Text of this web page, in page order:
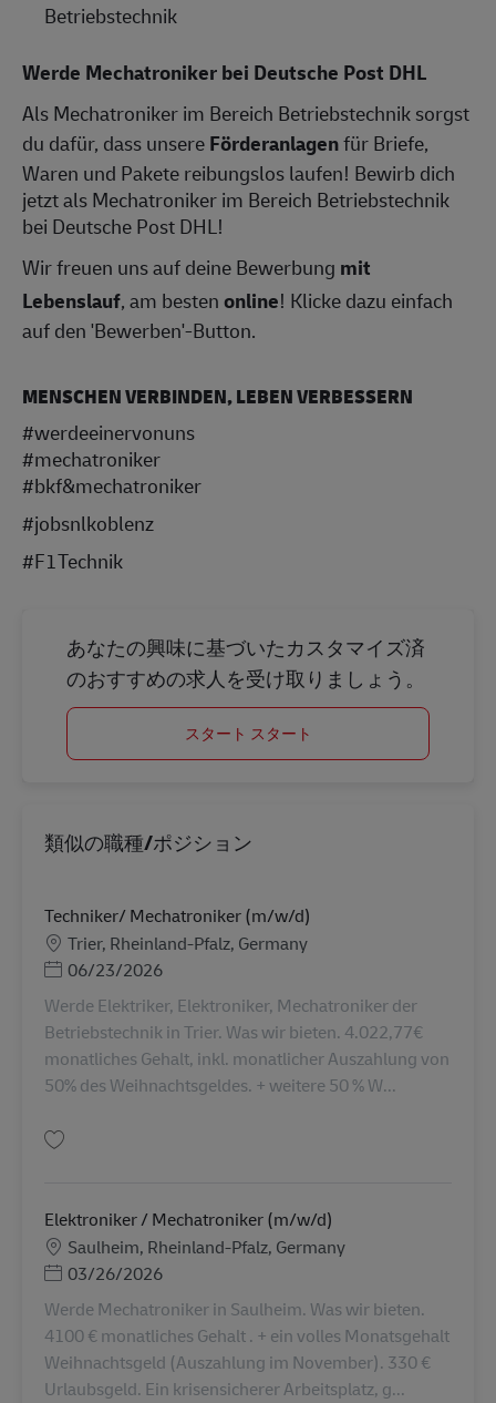
Betriebstechnik
Werde Mechatroniker bei Deutsche Post DHL
Als Mechatroniker im Bereich Betriebstechnik sorgst
du dafür, dass unsereFörderanlagenfür Briefe,
Waren und Pakete reibungslos laufen! Bewirb dich
jetzt als Mechatroniker im Bereich Betriebstechnik
bei Deutsche Post DHL!
Wir freuen uns auf deine Bewerbung mit
Lebenslauf, am bestenonline! Klicke dazu einfach
auf den 'Bewerben'-Button.
MENSCHEN VERBINDEN, LEBEN VERBESSERN
#werdeeinervonuns
#mechatroniker
#bkf&mechatroniker
#jobsnlkoblenz
#F1Technik
あなたの興味に基づいたカスタマイズ済
のおすすめの求人を受け取りましょう。
スタート スタート
類似の職種/ポジション
Techniker/ Mechatroniker (m/w/d)
勤務地
Trier, Rheinland-Pfalz, Germany
Posted Date
06/23/2026
Werde Elektriker, Elektroniker, Mechatroniker der
Betriebstechnik in Trier. Was wir bieten. 4.022,77€
monatliches Gehalt, inkl. monatlicher Auszahlung von
50% des Weihnachtsgeldes. + weitere 50 % W...
Elektroniker / Mechatroniker (m/w/d)
勤務地Saulheim, Rheinland-Pfalz, Germany
Posted Date
03/26/2026
Werde Mechatroniker in Saulheim. Was wir bieten.
4100 € monatliches Gehalt . + ein volles Monatsgehalt
Weihnachtsgeld (Auszahlung im November). 330 €
Urlaubsgeld. Ein krisensicherer Arbeitsplatz, g...